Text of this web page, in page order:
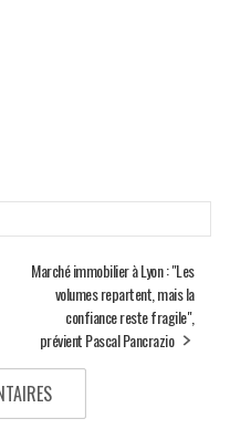
Marché immobilier à Lyon : "Les
volumes repartent, mais la
confiance reste fragile",
prévient Pascal Pancrazio